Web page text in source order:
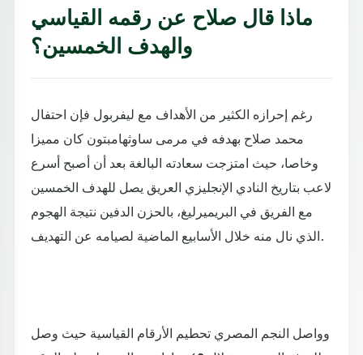
ماذا قال صلاح عن رقمه القياسي
والهدف الخمسين؟
رغم إحرازه الكثير من الأهداف مع ليفربول فإن احتفال
محمد صلاح بهدفه في مرمى ساوثهامبتون كان مميزا
وخاصا، حيث امتزجت سعادته البالغة بعد أن أصبح أسرع
لاعب بتاريخ النادي الإنجليزي العريق يصل للهدف الخمسين
مع الفريق في البريميرليغ، بالحزن الدفين نتيجة الهجوم
الذي نال منه خلال الأسابيع الماضية لصيامه عن التهديف.
وواصل النجم المصري تحطيم الأرقام القياسية حيث وصل